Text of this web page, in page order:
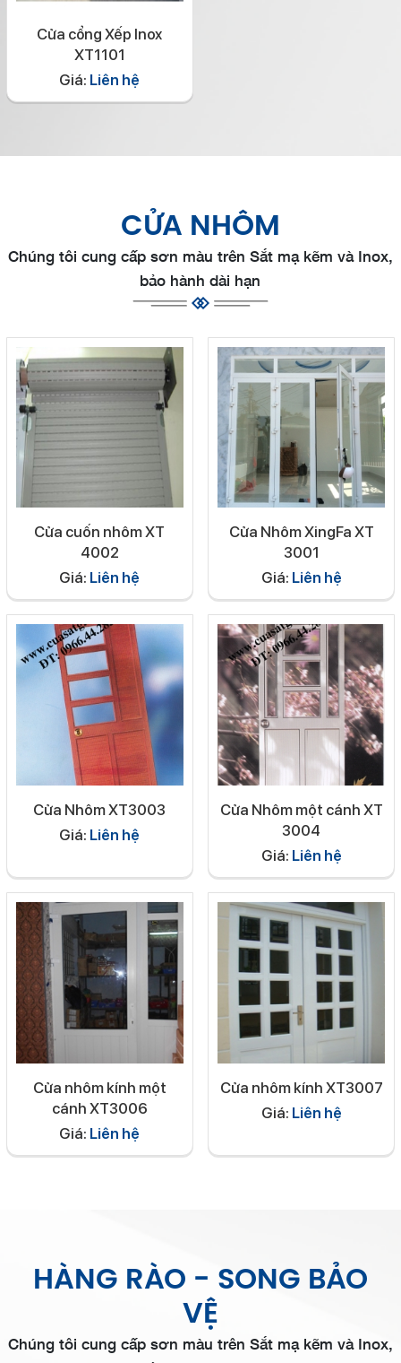
Cửa cổng Xếp Inox
XT1101
Giá: Liên hệ
CỬA NHÔM
Chúng tôi cung cấp sơn màu trên Sắt mạ kẽm và Inox,
bảo hành dài hạn
Cửa cuốn nhôm XT
4002
Giá: Liên hệ
Cửa Nhôm XingFa XT
3001
Giá: Liên hệ
Cửa Nhôm XT3003
Giá: Liên hệ
Cửa Nhôm một cánh XT
3004
Giá: Liên hệ
Cửa nhôm kính một
cánh XT3006
Giá: Liên hệ
Cửa nhôm kính XT3007
Giá: Liên hệ
HÀNG RÀO - SONG BẢO
VỆ
Chúng tôi cung cấp sơn màu trên Sắt mạ kẽm và Inox,